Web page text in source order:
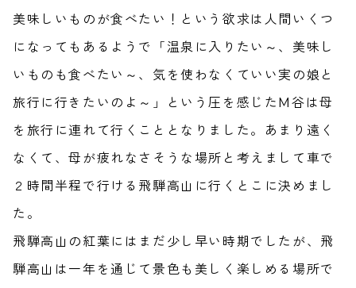
美味しいものが食べたい！という欲求は人間いくつ
になってもあるようで「温泉に入りたい～、美味し
いものも食べたい～、気を使わなくていい実の娘と
旅行に行きたいのよ～」という圧を感じたM谷は母
を旅行に連れて行くこととなりました。あまり遠く
なくて、母が疲れなさそうな場所と考えまして車で
２時間半程で行ける飛騨高山に行くとこに決めまし
た。
飛騨高山の紅葉にはまだ少し早い時期でしたが、飛
騨高山は一年を通じて景色も美しく楽しめる場所で